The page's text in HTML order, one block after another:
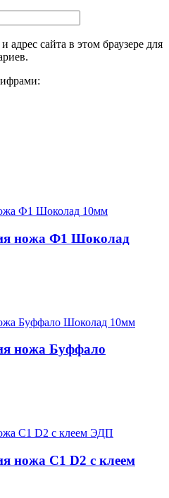
адрес сайта в этом браузере для
ножа Ф1 Шоколад
ножа Буффало
ножа С1 D2 с клеем